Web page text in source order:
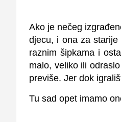
Ako je nečeg
djecu, i ona za starije
raznim šipkama i
malo, veliko ili
previše. Jer dok
Tu sad opet imamo